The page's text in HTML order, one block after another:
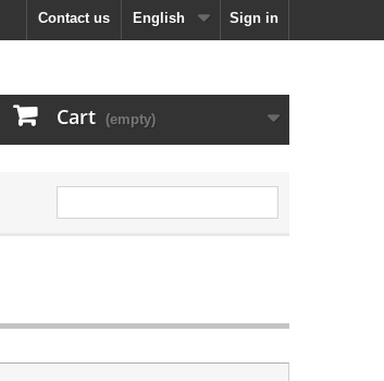
Sign in
English
Contact us
Cart (empty)